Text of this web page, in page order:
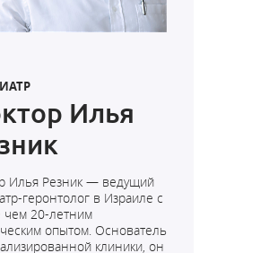
Илья
Илья Резник — ведущий
геронтолог в Израиле с
чем 20-летним
опытом. Основатель
клиники, он